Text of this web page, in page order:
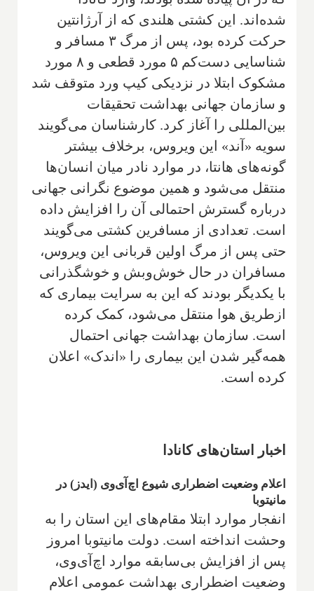
شده‌اند. این کشتی هلندی که از آرژانتین
حرکت کرده بود، پس از مرگ ۳ مسافر و
شناسایی دست‌کم ۵ مورد قطعی و ۸ مورد
مشکوک ابتلا در نزدیکی کیپ ورد متوقف شد
و سازمان جهانی بهداشت تحقیقات
بین‌المللی را آغاز کرد. کارشناسان می‌گویند
سویه «آند» این ویروس، برخلاف بیشتر
گونه‌های هانتا، در موارد نادر میان انسان‌ها
منتقل می‌شود و همین موضوع نگرانی جهانی
درباره گسترش احتمالی آن را افزایش داده
است. تعدادی از مسافرین کشتی می‌گویند
حتی پس از مرگ اولین قربانی این ویروس،
مسافران در حال خوش‌وبش و خوشگذرانی
با یکدیگر بودند که این به سرایت بیماری که
ازطریق هوا منتقل می‌شود، کمک کرده
است. سازمان بهداشت جهانی احتمال
همه‌گیر شدن این بیماری را «اندک» اعلان
کرده است.
اخبار استان‌های کانادا
اعلام وضعیت اضطراری شیوع اچ‌آی‌وی (ایدز) در
مانیتوبا
انفجار موارد ابتلا مقام‌های این استان را به
وحشت انداخته است. دولت مانیتوبا امروز
پس از افزایش بی‌سابقه موارد اچ‌آی‌وی،
وضعیت اضطراری بهداشت عمومی اعلام